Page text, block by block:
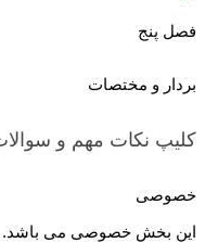
فصل پنج
بردار و مختصات
کلیپ نکات مهم و
خصوصی
این بخش خصوصی می باشد.